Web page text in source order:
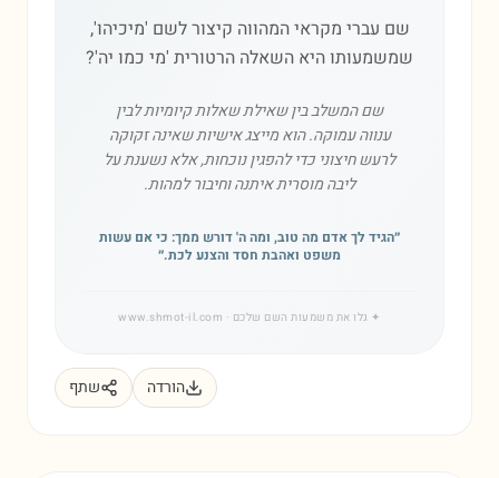
שם עברי מקראי המהווה קיצור לשם 'מיכיהו',
שמשמעותו היא השאלה הרטורית 'מי כמו יה'?
שם המשלב בין שאילת שאלות קיומיות לבין
ענווה עמוקה. הוא מייצג אישיות שאינה זקוקה
לרעש חיצוני כדי להפגין נוכחות, אלא נשענת על
ליבה מוסרית איתנה וחיבור למהות.
״הגיד לך אדם מה טוב, ומה ה' דורש ממך: כי אם עשות
משפט ואהבת חסד והצנע לכת.״
✦ גלו את משמעות השם שלכם · www.shmot-il.com
הורדה שתף